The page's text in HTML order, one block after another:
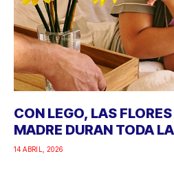
CON LEGO, LAS
MADRE DURAN TODA
14 ABRIL, 2026